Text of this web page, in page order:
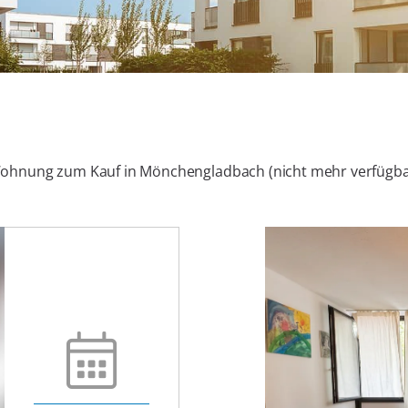
zum Kauf in Mönchengladbach (nicht mehr